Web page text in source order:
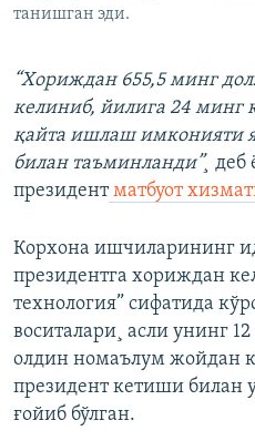
танишган эди.
“Хориждан 655,5 минг
келиниб, йилига 24 минг
қайта ишлаш имконияти
билан таъминланди”¸ деб
президентматбуот
Корхона ишчиларининг
президентга хориждан
технология” сифатида
воситалари¸ асли унинг
олдин номаълум жойдан
президент кетиши билан
ғойиб бўлган.